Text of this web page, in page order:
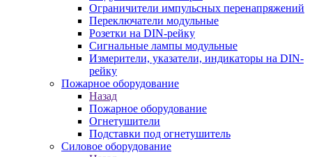
Ограничители импульсных перенапряжений
Переключатели модульные
Розетки на DIN-рейку
Сигнальные лампы модульные
Измерители, указатели, индикаторы на DIN-
рейку
Пожарное оборудование
Назад
Пожарное оборудование
Огнетушители
Подставки под огнетушитель
Силовое оборудование